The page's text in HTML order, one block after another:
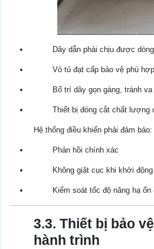
Dây dẫn phải chịu được
Vỏ tủ đạt cấp bảo vệ phù
Bố trí dây gọn gàng, tránh
Thiết bị đóng cắt chất lượng
Hệ thống điều khiển phải đảm bảo:
Phản hồi chính xác
Không giật cục khi khởi động
Kiểm soát tốc độ nâng hạ ổn
3.3. Thiết bị bảo
hành trình